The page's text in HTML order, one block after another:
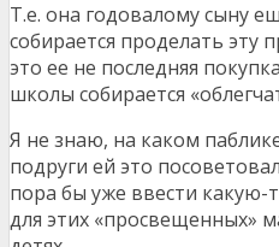
Т.е. она годовалому сыну
собирается проделать эту
это ее не последняя
школы собирается
Я не знаю, на каком
подруги ей это
пора бы уже ввести какую-
для этих «просвещенных»